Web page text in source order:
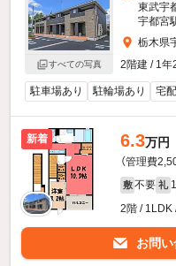
すべての写真
東武宇
宇都宮
栃木県
2階建 / 1年
駐車場あり 駐輪場あり 宅
新着 6.3万円
（管理費
敷 不要 礼
2階 / 1LDK
お問